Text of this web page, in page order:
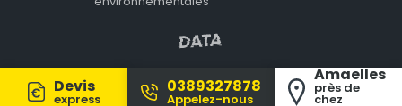
Devis
express
0389327878
Appelez-nous
Amaelles
près de
chez